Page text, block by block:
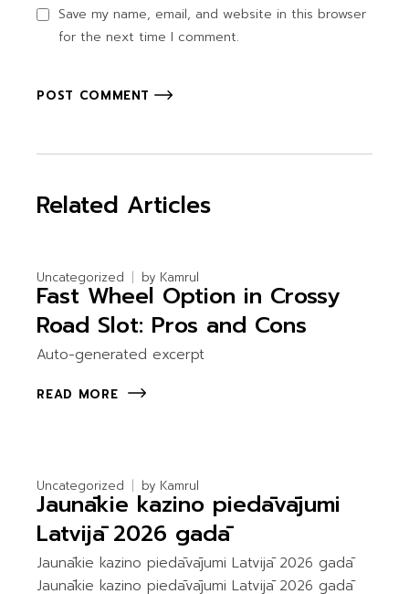
Save my name, email, and website in this browser
for the next time I comment.
POST COMMENT
Related Articles
Uncategorized by Kamrul
Fast Wheel Option in Crossy
Road Slot: Pros and Cons
Auto-generated excerpt
READ MORE
Uncategorized by Kamrul
Jaunākie kazino piedāvājumi
Latvijā 2026 gadā
Jaunākie kazino piedāvājumi Latvijā 2026 gadā
Jaunākie kazino piedāvājumi Latvijā 2026 gadā